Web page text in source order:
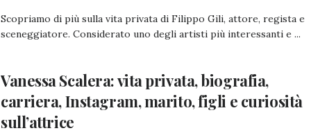
Scopriamo di più sulla vita privata di Filippo Gili, attore, regista e
sceneggiatore. Considerato uno degli artisti più interessanti e ...
Vanessa Scalera: vita privata, biografia,
carriera, Instagram, marito, figli e curiosità
sull’attrice